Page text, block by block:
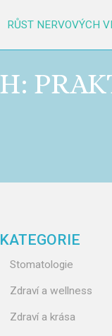
RŮST NERVOVÝCH
KATEGORIE
Stomatologie
Zdraví a wellness
Zdraví a krása